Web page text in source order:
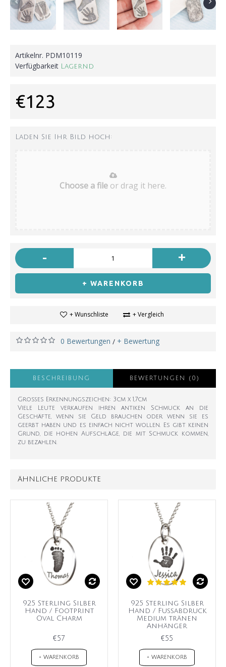
Artikelnr. PDM10119
Verfügbarkeit
Lagernd
€123
Laden Sie Ihr Bild hoch:
Choose a file or drag it here.
- +
+ WARENKORB
+ Wunschliste + Vergleich
0 Bewertungen / + Bewertung
BESCHREIBUNG BEWERTUNGEN (0)
Großes Erkennungszeichen: 3cm x 1,7cm
Viele Leute verkaufen ihren antiken Schmuck an die
Geschäfte, wenn sie Geld brauchen oder wenn sie es
geerbt haben und es einfach nicht wollen. Es gibt keinen
Grund, die hohen Aufschläge, die mit Schmuck kommen,
zu bezahlen.
ÄHNLICHE PRODUKTE
925 Sterling Silber
Hand / Footprint
Oval Charm
€57
+ WARENKORB
925 Sterling Silber
Hand / Fußabdruck
Medium tränen
Anhänger
€55
+ WARENKORB